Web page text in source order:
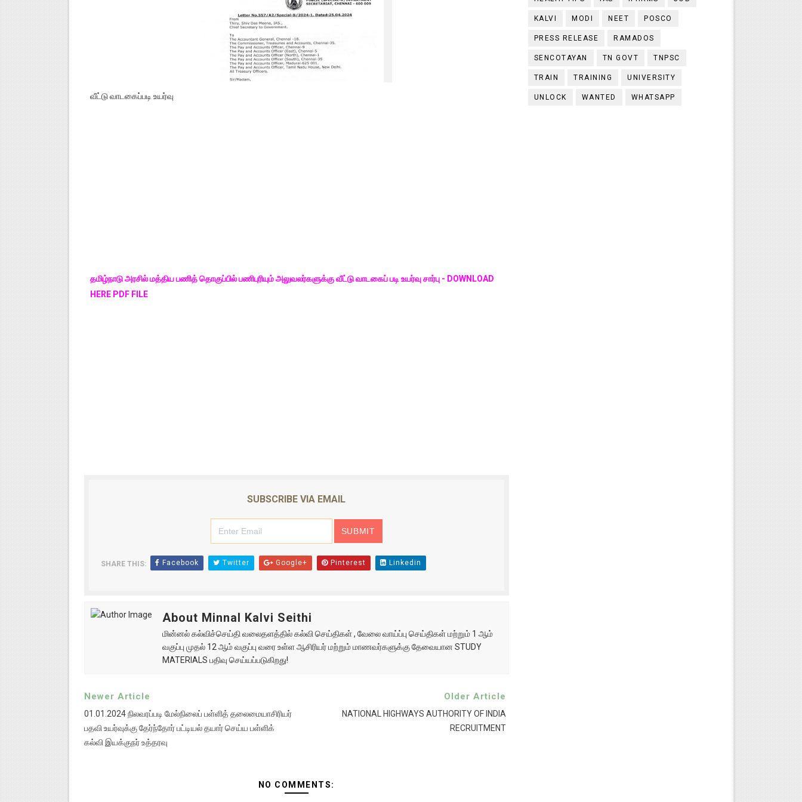
வீட்டு வாடகைப்படி உயர்வு
தமிழ்நாடு அரசில் மத்திய பணித் தொகுப்பில் பணிபுரியும் அலுவலர்களுக்கு வீட்டு வாடகைப் படி உயர்வு சார்பு - DOWNLOAD
HERE PDF FILE
SUBSCRIBE VIA EMAIL
SHARE THIS: Facebook Twitter Google+ Pinterest Linkedin
About Minnal Kalvi Seithi
மின்னல் கல்விச்செய்தி வலைதளத்தில் கல்வி செய்திகள் , வேலை வாய்ப்பு செய்திகள் மற்றும் 1 ஆம்
வகுப்பு முதல் 12 ஆம் வகுப்பு வரை உள்ள ஆசிரியர் மற்றும் மாணவர்களுக்கு தேவையான STUDY
MATERIALS பதிவு செய்யப்படுகிறது!
Newer Article
01.01.2024 நிலவரப்படி மேல்நிலைப் பள்ளித் தலைமையாசிரியர்
பதவி உயர்வுக்கு தேர்ந்தோர் பட்டியல் தயார் செய்ய பள்ளிக்
கல்வி இயக்குநர் உத்தரவு
Older Article
NATIONAL HIGHWAYS AUTHORITY OF INDIA
RECRUITMENT
NO COMMENTS:
KALVI MODI NEET POSCO
PRESS RELEASE RAMADOS
SENCOTAYAN TN GOVT TNPSC
TRAIN TRAINING UNIVERSITY
UNLOCK WANTED WHATSAPP